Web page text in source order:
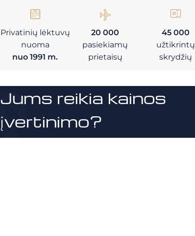
Privatinių lėktuvų
nuoma
nuo 1991 m.
20 000
pasiekiamų
prietaisų
45 000
užtikrintų
skrydžių
Jums reikia kainos
įvertinimo?